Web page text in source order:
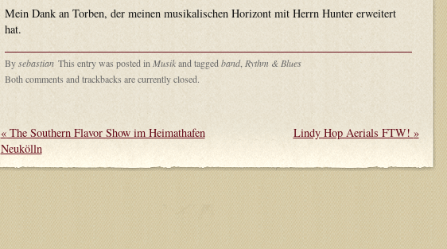
Mein Dank an Torben, der meinen musikalischen Horizont mit Herrn Hunter erweitert
hat.
Bysebastian This entry was posted in Musikand tagged band, Rythm & Blues
Both comments and trackbacks are currently closed.
«The Southern Flavor Show im Heimathafen
Neukölln
Lindy Hop Aerials FTW! »